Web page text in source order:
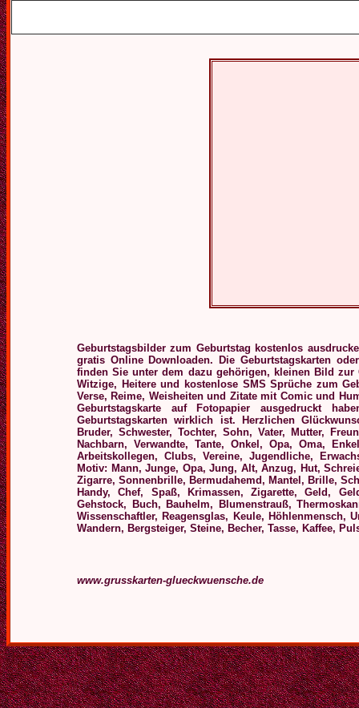
Geburtstagsbilder zum Geburtstag kostenlos
gratis Online Downloaden.
Die Geburtstagskarten
finden Sie unter dem dazu gehörigen, kleinen Bild
Witzige, Heitere und kostenloseSMS Sprüche zum
Verse, Reime, Weisheiten und Zitate mit Comic und
Geburtstagskarte auf Fotopapier ausgedruckt
Geburtstagskarten wirklich ist.
Herzlichen
Bruder, Schwester, Tochter, Sohn, Vater, Mutter,
Nachbarn, Verwandte, Tante, Onkel, Opa, Oma,
Arbeitskollegen, Clubs, Vereine, Jugendliche,
Motiv: Mann, Junge, Opa, Jung, Alt, Anzug, Hut,
Zigarre, Sonnenbrille, Bermudahemd, Mantel, Brille,
Handy, Chef, Spaß, Krimassen, Zigarette, Geld,
Gehstock, Buch, Bauhelm, Blumenstrauß,
Wissenschaftler, Reagensglas, Keule, Höhlenmensch,
Wandern, Bergsteiger, Steine, Becher, Tasse, Kaffee,
www.grusskarten-glueckwuensche.de